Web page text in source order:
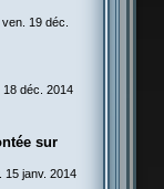
ven. 19 déc.
18 déc. 2014
sur
15 janv. 2014